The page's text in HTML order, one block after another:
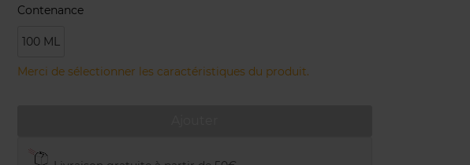
Contenance
100 ML
Merci de sélectionner les caractéristiques du produit.